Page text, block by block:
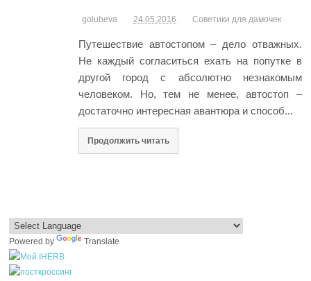
golubeva 24.05.2016 Советики для дамочек
Путешествие автостопом – дело отважных.
Не каждый согласиться ехать на попутке в
другой город с абсолютно незнакомым
человеком. Но, тем не менее, автостоп –
достаточно интересная авантюра и способ...
Продолжить читать
Powered by Translate